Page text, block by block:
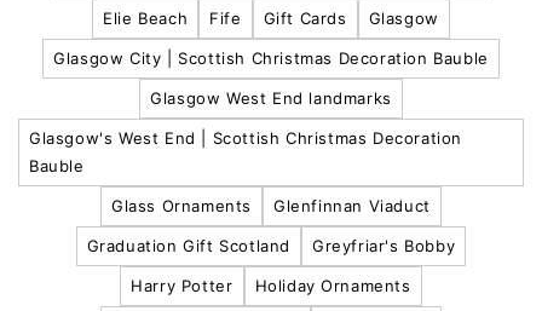
Elie Beach Fife Gift Cards Glasgow
Glasgow City | Scottish Christmas Decoration Bauble
Glasgow West End landmarks
Glasgow's West End | Scottish Christmas Decoration
Bauble
Glass Ornaments Glenfinnan Viaduct
Graduation Gift Scotland Greyfriar's Bobby
Harry Potter Holiday Ornaments